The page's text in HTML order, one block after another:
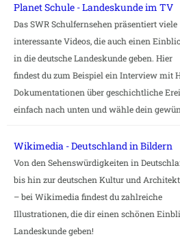
Planet Schule - Landeskunde im TV
Das SWR Schulfernsehen präsentiert viele
interessante Videos, die auch einen
in die deutsche Landeskunde geben. Hier
findest du zum Beispiel ein Interview mit
Dokumentationen über geschichtliche
einfach nach unten und wähle dein
Wikimedia - Deutschland in Bildern
Von den Sehenswürdigkeiten in
bis hin zur deutschen Kultur und
– bei Wikimedia findest du zahlreiche
Illustrationen, die dir einen schönen
Landeskunde geben!